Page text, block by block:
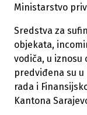
Ministarstvo
Sredstva za
objekata,
vodiča, u iznosu
predviđena su
rada i
Kantona